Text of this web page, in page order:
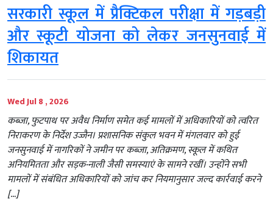
सरकारी स्कूल में प्रैक्टिकल परीक्षा में गड़बड़ी
और स्कूटी योजना को लेकर जनसुनवाई में
शिकायत
Wed Jul 8 , 2026
कब्जा, फुटपाथ पर अवैध निर्माण समेत कई मामलों में अधिकारियों को त्वरित
निराकरण के निर्देश उज्जैन। प्रशासनिक संकुल भवन में मंगलवार को हुई
जनसुनवाई में नागरिकों ने जमीन पर कब्जा, अतिक्रमण, स्कूल में कथित
अनियमितता और सड़क-नाली जैसी समस्याएं के सामने रखीं। उन्होंने सभी
मामलों में संबंधित अधिकारियों को जांच कर नियमानुसार जल्द कार्रवाई करने
[…]